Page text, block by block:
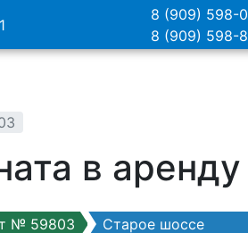
8 (909) 598-
8 (909) 598-
в
№ 59803 Старое шоссе